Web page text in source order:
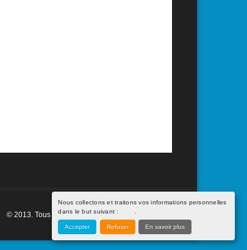
Nous collectons et traitons vos informations personnelles
dans le but suivant :
.
Accepter Refuser En savoir plus
© 2013. Tous droits réservés - Propulsé par